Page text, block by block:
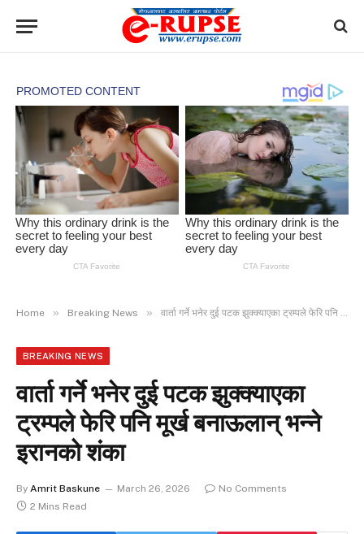
Home » Breaking News » वार्ता गर्ने भनेर दुई पटक झुक्क्याएका ट्रम्पले फेरि पनि मूर्ख बनाऊलान् भन्ने इरानको शंका
BREAKING NEWS
वार्ता गर्ने भनेर दुई पटक झुक्क्याएका
ट्रम्पले फेरि पनि मूर्ख बनाऊलान् भन्ने
इरानको शंका
By Amrit Baskune March 26, 2026
No Comments
2 Mins Read